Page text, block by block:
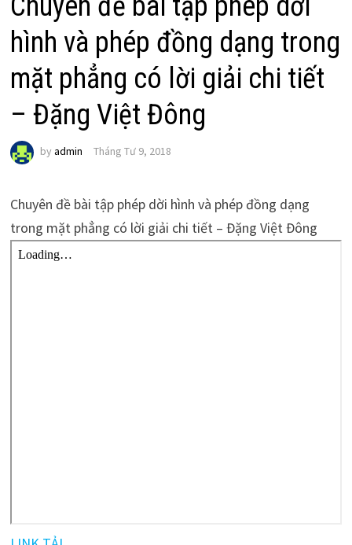
hình và phép đồng dạng trong
mặt phẳng có lời giải chi tiết
– Đặng Việt Đông
by admin Tháng Tư 9, 2018
Chuyên đề bài tập phép dời hình và phép đồng dạng
trong mặt phẳng có lời giải chi tiết – Đặng Việt Đông